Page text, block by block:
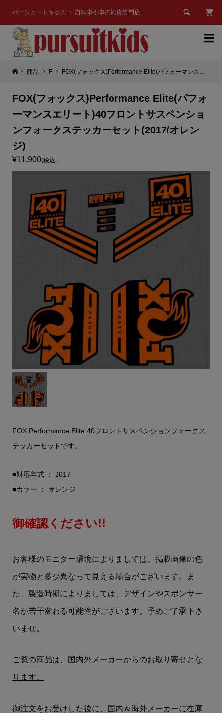
パーシュートキッズ ： 自転車や車の雑貨専門店 

商品 F FOX(フォックス)Performance Elite(パフォーマンスエリート)40フロントサスペンションフォークステッカーセット(2017/オレンジ)
FOX(フォックス)Performance Elite(パフォ
ーマンスエリート)40フロントサスペンショ
ンフォークステッカーセット(2017/オレン
ジ)
¥11,900(税込)
FOX Performance Elite 40フロントサスペンションフォークス
テッカーセットです。
■対応年式 ： 2017
■カラー ： オレンジ
御確認ください!!
お客様のモニター環境によりましては、掲載画像の色
が実物と多少異なって見える場合がございます。ま
た、製造時期によりましては、デザインやスポンサー
名が若干変わる可能性がございます。予めご了承下さ
いませ。
ご覧の商品は、国内外メーカーからのお取り寄せとな
ります。
御注文をお受けした後に、国内＆海外メーカーに在庫